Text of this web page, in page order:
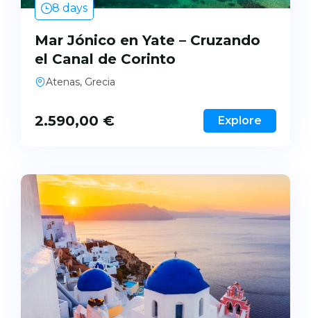
8 days
Mar Jónico en Yate – Cruzando
el Canal de Corinto
Atenas, Grecia
2.590,00 € Explore